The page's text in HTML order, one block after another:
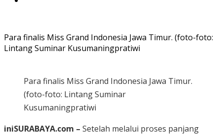
Para finalis Miss Grand Indonesia Jawa Timur. (foto-foto:
Lintang Suminar Kusumaningpratiwi
Para finalis Miss Grand Indonesia Jawa Timur.
(foto-foto: Lintang Suminar
Kusumaningpratiwi
iniSURABAYA.com – Setelah melalui proses panjang